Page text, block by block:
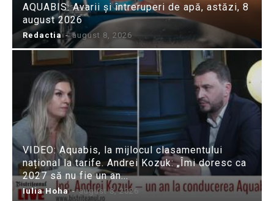
AQUABIS: Avarii și întreruperi de apă, astăzi, 8
august 2026
Redactia - august 8, 2026
VIDEO: Aquabis, la mijlocul clasamentului
național la tarife. Andrei Kozuk: „Îmi doresc ca
2027 să nu fie un an...
Iulia Hoha - august 8, 2026